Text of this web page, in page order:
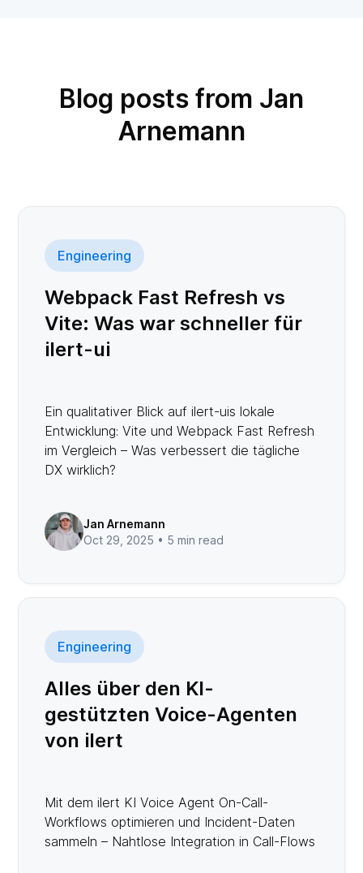
Blog posts from Jan
Arnemann
Engineering
Webpack Fast Refresh vs
Vite: Was war schneller für
ilert-ui
Ein qualitativer Blick auf ilert-uis lokale
Entwicklung: Vite und Webpack Fast Refresh
im Vergleich – Was verbessert die tägliche
DX wirklich?
Jan Arnemann
Oct 29, 2025 • 5 min read
Engineering
Alles über den KI-
gestützten Voice-Agenten
von ilert
Mit dem ilert KI Voice Agent On-Call-
Workflows optimieren und Incident-Daten
sammeln – Nahtlose Integration in Call-Flows